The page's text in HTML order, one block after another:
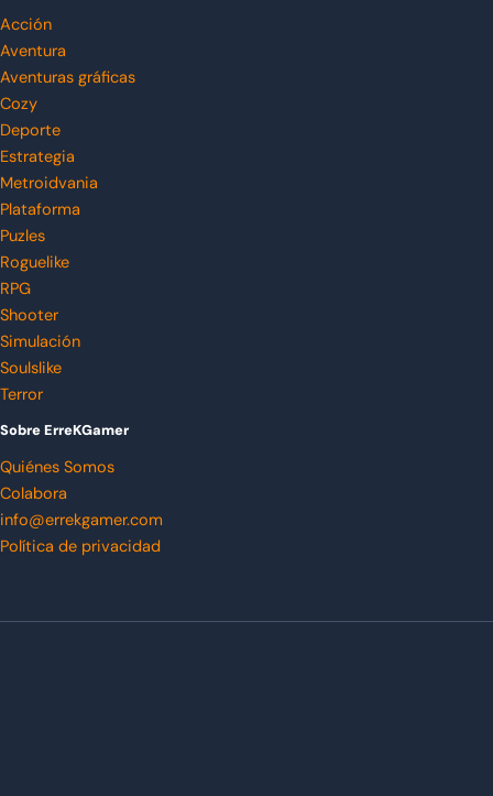
Acción
Aventura
Aventuras gráficas
Cozy
Deporte
Estrategia
Metroidvania
Plataforma
Puzles
Roguelike
RPG
Shooter
Simulación
Soulslike
Terror
Sobre ErreKGamer
Quiénes Somos
Colabora
info@errekgamer.com
Política de privacidad